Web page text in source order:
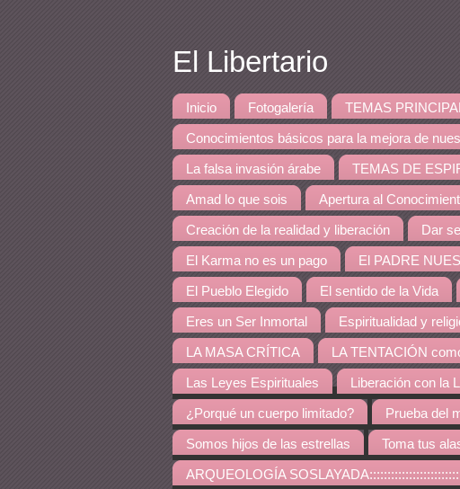
El Libertario
Inicio Fotogalería TEMAS
Conocimientos básicos para la mejora de
La falsa invasión árabe TEMAS DE
Amad lo que sois Apertura al
Creación de la realidad y liberación Dar
El Karma no es un pago El PADRE
El Pueblo Elegido El sentido de la Vida
Eres un Ser Inmortal Espiritualidad y
LA MASA CRÍTICA LA TENTACIÓN
Las Leyes Espirituales Liberación con la
¿Porqué un cuerpo limitado? Prueba del
Somos hijos de las estrellas Toma tus
ARQUEOLOGÍA